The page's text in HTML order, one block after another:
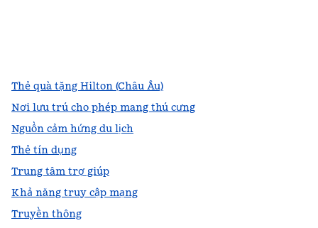
Thẻ quà tặng Hilton (Châu Âu)
Nơi lưu trú cho phép mang thú cưng
Nguồn cảm hứng du lịch
Thẻ tín dụng
Trung tâm trợ giúp
Khả năng truy cập mạng
Truyền thông